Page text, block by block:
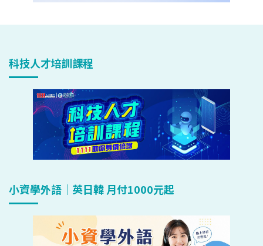
科技人才培訓課程
小資學外語｜英日韓 月付1000元起